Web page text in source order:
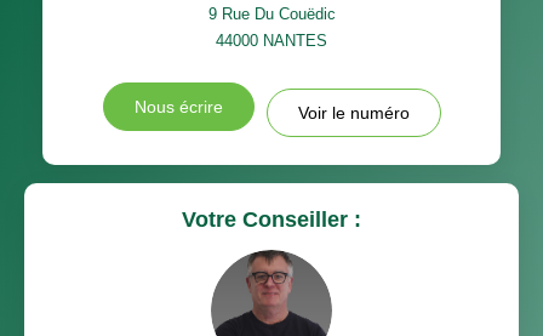
9 Rue Du Couëdic
44000 NANTES
Nous écrire Voir le numéro
Votre Conseiller :